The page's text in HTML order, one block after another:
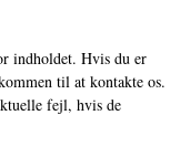
indholdet. Hvis du er
til at kontakte os.
fejl, hvis de